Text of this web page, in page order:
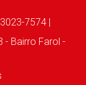
7574 |
- Bairro Farol -